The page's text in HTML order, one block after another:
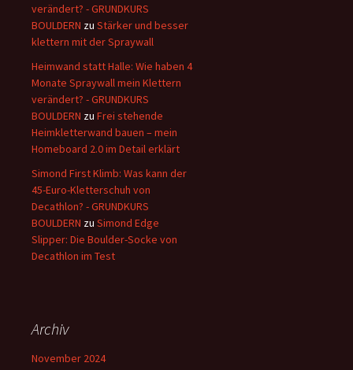
verändert? - GRUNDKURS
BOULDERN zu Stärker und besser
klettern mit der Spraywall
Heimwand statt Halle: Wie haben 4
Monate Spraywall mein Klettern
verändert? - GRUNDKURS
BOULDERN zu Frei stehende
Heimkletterwand bauen – mein
Homeboard 2.0 im Detail erklärt
Simond First Klimb: Was kann der
45-Euro-Kletterschuh von
Decathlon? - GRUNDKURS
BOULDERN zu Simond Edge
Slipper: Die Boulder-Socke von
Decathlon im Test
Archiv
November 2024